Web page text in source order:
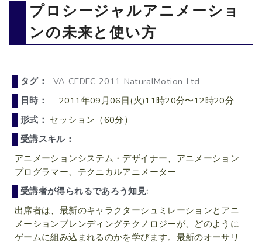
プロシージャルアニメーショ
ンの未来と使い方
タグ： VA CEDEC 2011 NaturalMotion-Ltd-
日時：
2011年09月06日(火)11時20分〜12時20分
形式： セッション（60分）
受講スキル：
アニメーションシステム・デザイナー、アニメーション
プログラマー、テクニカルアニメーター
受講者が得られるであろう知見:
出席者は、最新のキャラクターシュミレーションとアニ
メーションブレンディングテクノロジーが、どのように
ゲームに組み込まれるのかを学びます。最新のオーサリ